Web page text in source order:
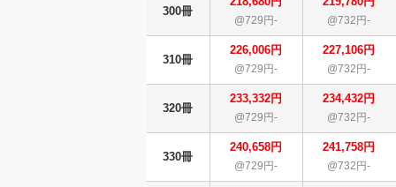
300冊
@729円- @732円-
310冊
226,006円
@729円-
227,106円
@732円-
320冊
233,332円
@729円-
234,432円
@732円-
330冊
240,658円
@729円-
241,758円
@732円-